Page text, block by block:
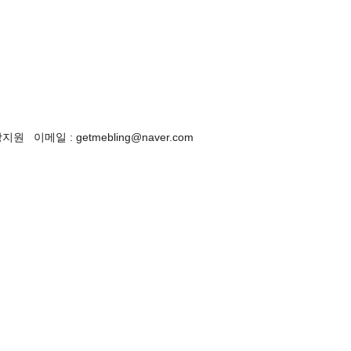
원 이메일 : getmebling@naver.com